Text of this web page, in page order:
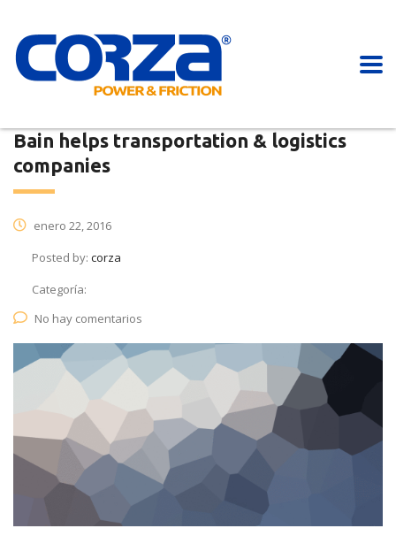
Bain helps transportation & logistics
companies
enero 22, 2016
Posted by: corza
Categoría:
No hay comentarios